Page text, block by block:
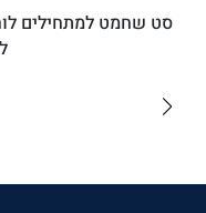
סט שחמט למתחילים